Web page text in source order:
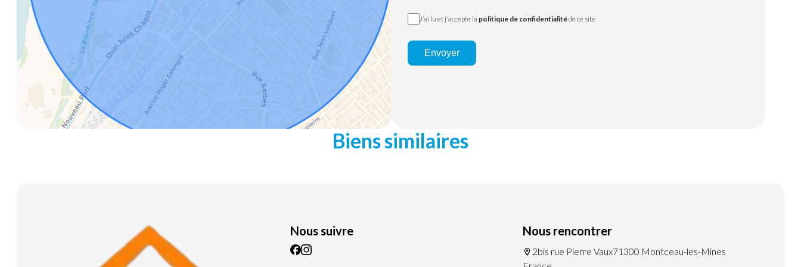
J’ai lu et j'accepte la politique de confidentialitéde ce site
Envoyer
Biens similaires
Nous suivre Nous rencontrer
2bis rue Pierre Vaux71300 Montceau-les-Mines